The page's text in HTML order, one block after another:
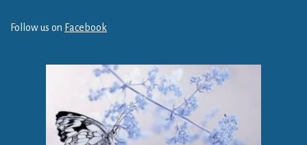
Follow us on Facebook